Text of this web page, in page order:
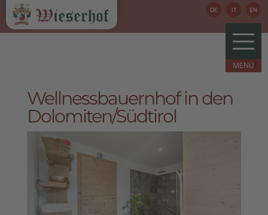
DE IT EN
Wellnessbauernhof in den
Dolomiten/Südtirol